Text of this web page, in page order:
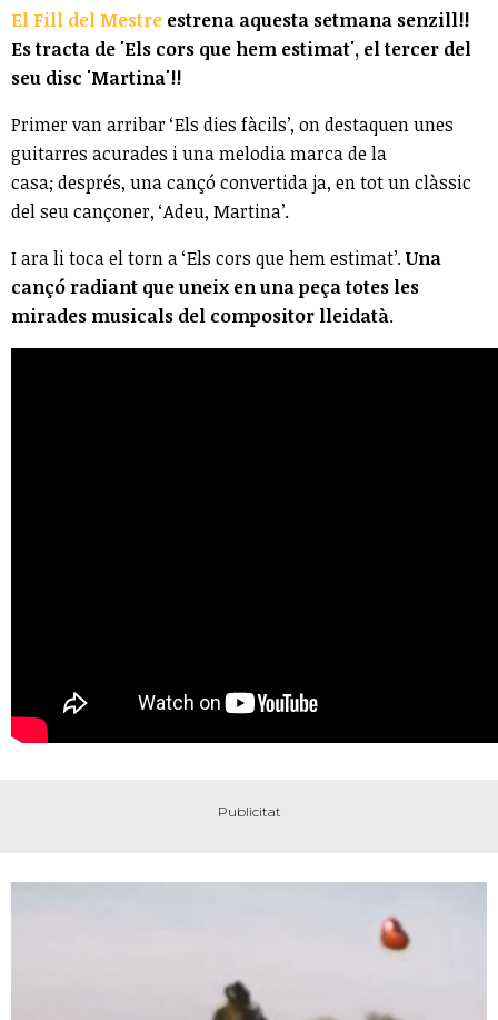
El Fill del Mestre estrena aquesta setmana senzill!!
Es tracta de 'Els cors que hem estimat', el tercer del
seu disc 'Martina'!!
Primer van arribar ‘Els dies fàcils’, on destaquen unes
guitarres acurades i una melodia marca de la
casa; després, una cançó convertida ja, en tot un clàssic
del seu cançoner, ‘Adeu, Martina’.
I ara li toca el torn a ‘Els cors que hem estimat’.Una
cançó radiant que uneix en una peça totes les
mirades musicals del compositor lleidatà.